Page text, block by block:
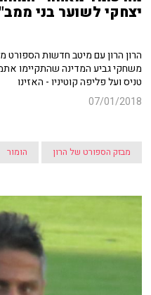
יצחקי לשוער בני
הרון הרון עם מיטב חדשות הספורט
משחקי גביע המדינה שהתקיימו
טניס ועל פליפה קוטיניו - האזינו
07/01/2018
מבזק הספורט של הרון הומור